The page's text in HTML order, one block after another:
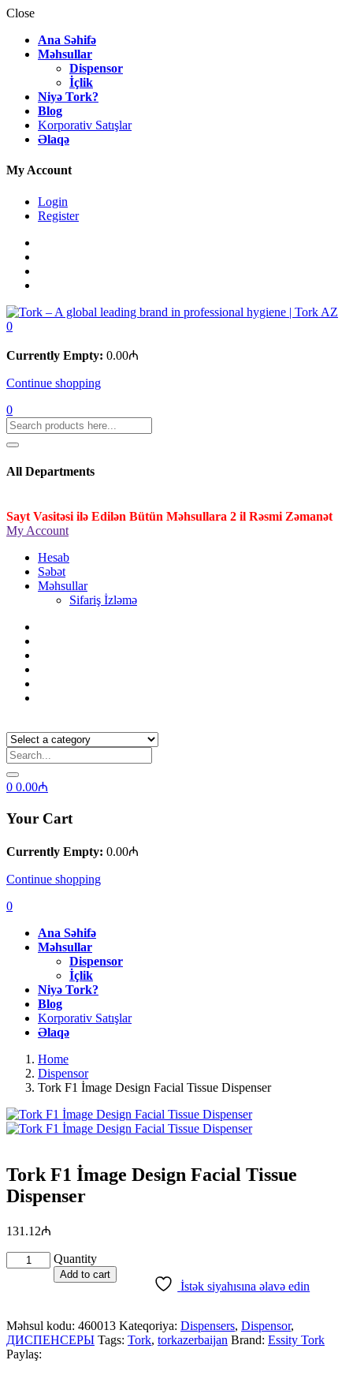
Close
Ana Səhifə
Məhsullar
Dispensor
İçlik
Niyə Tork?
Blog
Korporativ Satışlar
Əlaqə
My Account
Login
Register
0
Currently Empty: 0.00₼
Continue shopping
0
All Departments
Sayt Vasitəsi ilə Edilən Bütün Məhsullara 2 il Rəsmi Zəmanət
My Account
Hesab
Səbət
Məhsullar
Sifariş İzləmə
0 0.00₼
Your Cart
Currently Empty: 0.00₼
Continue shopping
0
Ana Səhifə
Məhsullar
Dispensor
İçlik
Niyə Tork?
Blog
Korporativ Satışlar
Əlaqə
Home
Dispensor
Tork F1 İmage Design Facial Tissue Dispenser
Tork F1 İmage Design Facial Tissue
Dispenser
131.12₼
Quantity
Add to cart
İstək siyahısına əlavə edin
Məhsul kodu: 460013 Kateqoriya: Dispensers, Dispensor,
ДИСПЕНСЕРЫ Tags: Tork, torkazerbaijan Brand: Essity Tork
Paylaş: